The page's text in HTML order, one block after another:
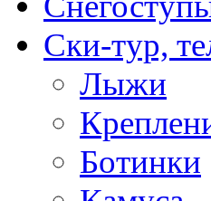
Ски-тур,
Лыжи
Ботинки